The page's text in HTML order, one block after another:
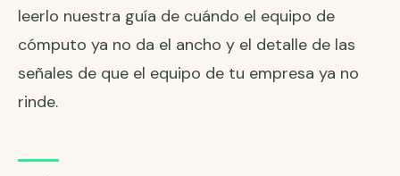
leerlo nuestra guía de cuándo el equipo de
cómputo ya no da el ancho y el detalle de las
señales de que el equipo de tu empresa ya no
rinde.